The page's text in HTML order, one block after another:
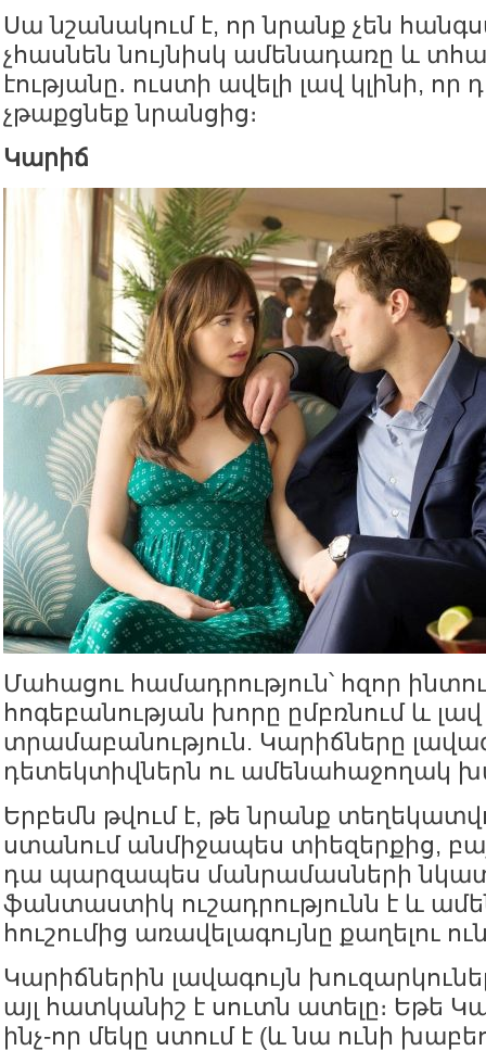
Սա նշանակում է, որ նրանք չեն
չհասնեն նույնիսկ ամենադառը և
էությանը․ ուստի ավելի լավ կլինի, որ
չթաքցնեք նրանցից։
Կարիճ
Մահացու համադրություն՝ հզոր
հոգեբանության խորը ըմբռնում և
տրամաբանություն. Կարիճները
դետեկտիվներն ու ամենահաջողակ
Երբեմն թվում է, թե նրանք
ստանում անմիջապես տիեզերքից,
դա պարզապես մանրամասների
ֆանտաստիկ ուշադրությունն է և
հուշումից առավելագույնը քաղելու
Կարիճներին լավագույն
այլ հատկանիշ է սուտն ատելը։ Եթե
ինչ-որ մեկը ստում է (և նա ունի